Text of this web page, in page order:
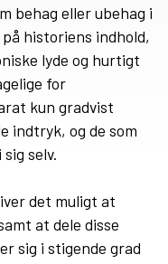
behag eller ubehag i
historiens indhold,
lyde og hurtigt
for
kun gradvist
og de som
selv.
det muligt at
at dele disse
sig i stigende grad